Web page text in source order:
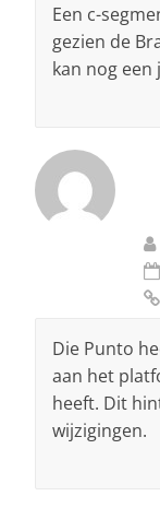
Een c-
gezien de
kan nog een
Die Punto
aan het
heeft. Dit
wijzigingen.